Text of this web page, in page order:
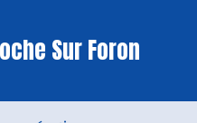
Sur Foron